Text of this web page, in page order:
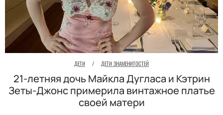
ДЕТИ / ДЕТИ ЗНАМЕНИТОСТЕЙ
21-летняя дочь Майкла Дугласа и Кэтрин
Зеты-Джонс примерила винтажное платье
своей матери